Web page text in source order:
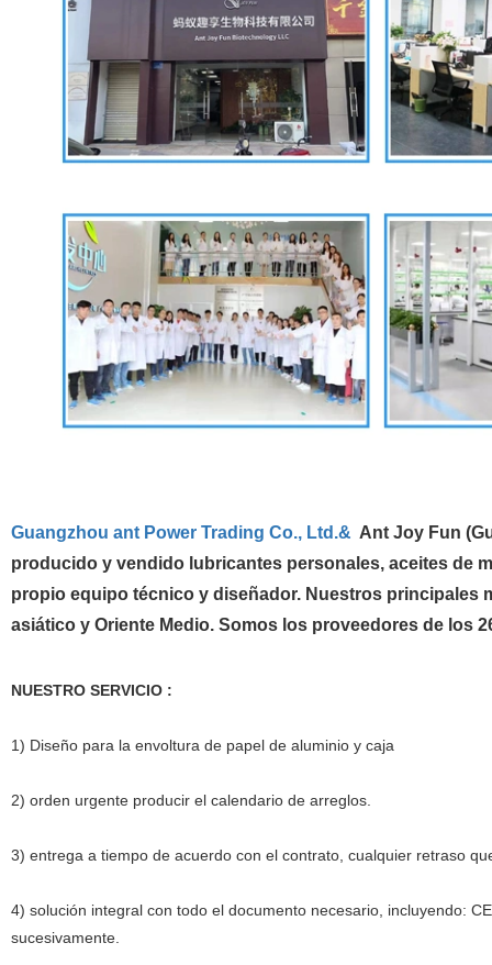
Guangzhou ant Power Trading Co., Ltd.& Ant Joy Fun
producido y vendido lubricantes personales, aceites de
propio equipo técnico y diseñador. Nuestros principales
asiático y Oriente Medio. Somos los proveedores de los
NUESTRO SERVICIO :
1) Diseño para la envoltura de papel de aluminio y caja
2) orden urgente producir el calendario de arreglos.
3) entrega a tiempo de acuerdo con el contrato, cualquier retraso
4) solución integral con todo el documento necesario, incluyendo:
sucesivamente.